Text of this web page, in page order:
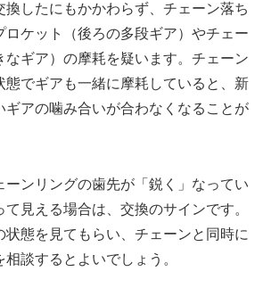
換したにもかかわらず、チェーン落ち
ロケット（後ろの多段ギア）やチェー
なギア）の摩耗を疑います。チェーン
態でギアも一緒に摩耗していると、新
ギアの噛み合いが合わなくなることが
ーンリングの歯先が「鋭く」なってい
見える場合は、交換のサインです。
状態を見てもらい、チェーンと同時に
談するとよいでしょう。